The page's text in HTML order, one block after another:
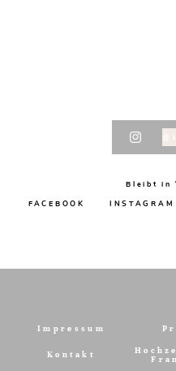
Bleibt in
FACEBOOK
INSTAGRAM
Impressum
Kontakt